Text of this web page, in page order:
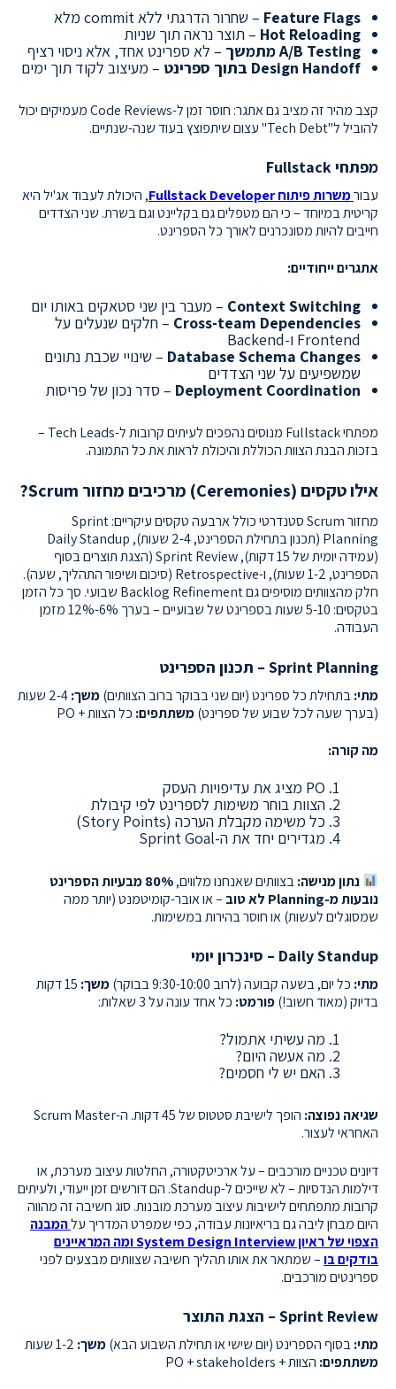
Feature Flags – שחרור הדרגתי ללא commit מלא
Hot Reloading – תוצר נראה תוך שניות
A/B Testing מתמשך
– לא ספרינט אחד, אלא ניסוי רציף
Design Handoff בתוך ספרינט
– מעיצוב לקוד תוך ימים
קצב מהיר זה מציב גם אתגר: חוסר זמן ל-Code Reviews מעמיקים יכול
להוביל ל"Tech Debt" עצום שיתפוצץ בעוד שנה-שנתיים.
מפתחי Fullstack
עבורמשרות פיתוח Fullstack Developer
, היכולת לעבוד אג'יל היא
קריטית במיוחד – כי הם מטפלים גם בקליינט וגם בשרת. שני הצדדים
חייבים להיות מסונכרנים לאורך כל הספרינט.
אתגרים ייחודיים:
Context Switching – מעבר בין שני סטאקים באותו יום
Cross-team Dependencies – חלקים שנעלים על
Frontend ו-Backend
Database Schema Changes – שינויי שכבת נתונים
שמשפיעים על שני הצדדים
Deployment Coordination – סדר נכון של פריסות
מפתחי Fullstack מנוסים נהפכים לעיתים קרובות ל-Tech Leads –
בזכות הבנת הצוות הכוללת והיכולת לראות את כל התמונה.
אילו טקסים (Ceremonies) מרכיבים מחזור Scrum?
מחזור Scrum סטנדרטי כולל ארבעה טקסים עיקריים: Sprint
Planning (תכנון בתחילת הספרינט, 2-4 שעות), Daily Standup
(עמידה יומית של 15 דקות), Sprint Review (הצגת תוצרים בסוף
הספרינט, 1-2 שעות), ו-Retrospective (סיכום ושיפור התהליך, שעה).
חלק מהצוותים מוסיפים גם Backlog Refinement שבועי. סך כל הזמן
בטקסים: 5-10 שעות בספרינט של שבועיים – בערך 6%-12% מזמן
העבודה.
Sprint Planning – תכנון הספרינט
מתי:בתחילת כל ספרינט (יום שני בבוקר ברוב הצוותים)משך:
2-4 שעות
(בערך שעה לכל שבוע של ספרינט)משתתפים: כל הצוות + PO
מה קורה:
PO מציג את עדיפויות העסק
הצוות בוחר משימות לספרינט לפי קיבולת
כל משימה מקבלת הערכה (Story Points)
מגדירים יחד את ה-Sprint Goal
נתון מנישה:בצוותים שאנחנו מלווים,
80% מבעיות הספרינט
נובעות מ-Planning לא טוב
– או אובר-קומיטמנט (יותר ממה
שמסוגלים לעשות) או חוסר בהירות במשימות.
Daily Standup – סינכרון יומי
מתי: כל יום, בשעה קבועה (לרוב 9:30-10:00 בבוקר) משך:
15 דקות
בדיוק (מאוד חשוב!)פורמט: כל אחד עונה על 3 שאלות:
מה עשיתי אתמול?
מה אעשה היום?
האם יש לי חסמים?
שגיאה נפוצה:
הופך לישיבת סטטוס של 45 דקות. ה-Scrum Master
האחראי לעצור.
דיונים טכניים מורכבים – על ארכיטקטורה, החלטות עיצוב מערכת, או
דילמות הנדסיות – לא שייכים ל-Standup. הם דורשים זמן ייעודי, ולעיתים
קרובות מתפתחים לישיבות עיצוב מערכת מובנות. סוג חשיבה זה מהווה
היום מבחן ליבה גם בריאיונות עבודה, כפי שמפרט המדריך עלהמבנה
הצפוי של ראיון System Design Interview ומה המראיינים
בודקים בו– שמתאר את אותו תהליך חשיבה שצוותים מבצעים לפני
ספרינטים מורכבים.
Sprint Review – הצגת התוצר
מתי:בסוף הספרינט (יום שישי או תחילת השבוע הבא)משך:
משתתפים: הצוות + PO + stakeholders